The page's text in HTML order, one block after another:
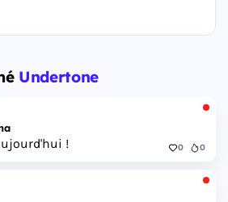
Undertone
! 0 0